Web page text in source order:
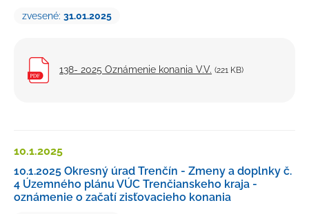
zvesené: 31.01.2025
138- 2025 Oznámenie konania V.V. (221 KB)
10.1.2025
10.1.2025 Okresný úrad Trenčín - Zmeny a doplnky č.
4 Územného plánu VÚC Trenčianskeho kraja -
oznámenie o začatí zisťovacieho konania